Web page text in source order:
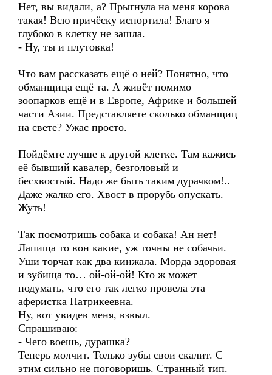
Нет, вы видали, а? Прыгнула на меня корова
такая! Всю причёску испортила! Благо я
глубоко в клетку не зашла.
- Ну, ты и плутовка!
Что вам рассказать ещё о ней? Понятно, что
обманщица ещё та. А живёт помимо
зоопарков ещё и в Европе, Африке и большей
части Азии. Представляете сколько обманщиц
на свете? Ужас просто.
Пойдёмте лучше к другой клетке. Там кажись
её бывший кавалер, безголовый и
бесхвостый. Надо же быть таким дурачком!..
Даже жалко его. Хвост в прорубь опускать.
Жуть!
Так посмотришь собака и собака! Ан нет!
Лапища то вон какие, уж точны не собачьи.
Уши торчат как два кинжала. Морда здоровая
и зубища то… ой-ой-ой! Кто ж может
подумать, что его так легко провела эта
аферистка Патрикеевна.
Ну, вот увидев меня, взвыл.
Спрашиваю:
- Чего воешь, дурашка?
Теперь молчит. Только зубы свои скалит. С
этим сильно не поговоришь. Странный тип.